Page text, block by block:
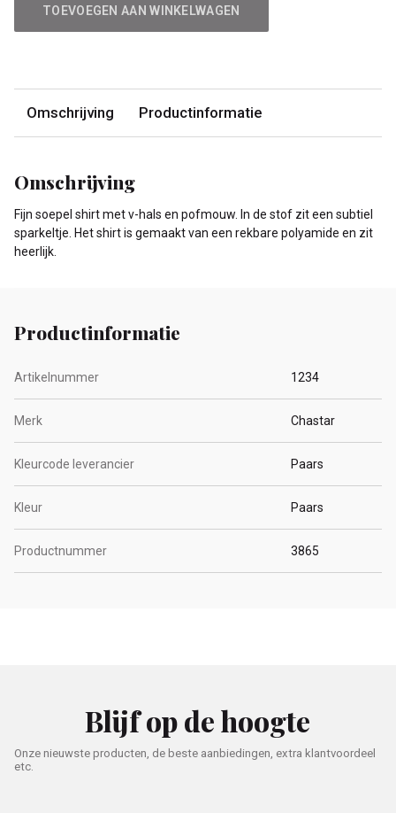
TOEVOEGEN AAN WINKELWAGEN
Omschrijving Productinformatie
Omschrijving
Fijn soepel shirt met v-hals en pofmouw. In de stof zit een subtiel
sparkeltje. Het shirt is gemaakt van een rekbare polyamide en zit
heerlijk.
Productinformatie
Artikelnummer 1234
Merk Chastar
Kleurcode leverancier Paars
Kleur Paars
Productnummer 3865
Blijf op de hoogte
Onze nieuwste producten, de beste aanbiedingen, extra klantvoordeel
etc.